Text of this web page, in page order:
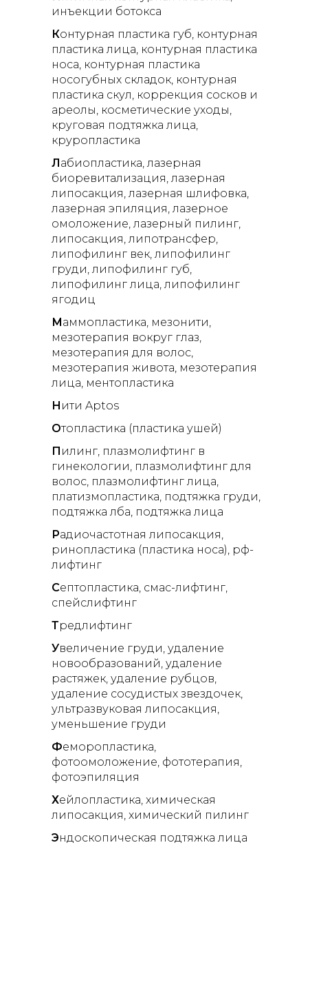
инъекции ботокса
Контурная пластика губ контурная
пластика лица контурная пластика
носа контурная пластика
носогубных складок контурная
пластика скул коррекция сосков и
ареолы косметические уходы
круговая подтяжка лица
круропластика
Лабиопластика лазерная
биоревитализация лазерная
липосакция лазерная шлифовка
лазерная эпиляция лазерное
омоложение лазерный пилинг
липосакция липотрансфер
липофилинг век липофилинг
груди липофилинг губ
липофилинг лица липофилинг
ягодиц
Маммопластика мезонити
мезотерапия вокруг глаз
мезотерапия для волос
мезотерапия живота мезотерапия
лица ментопластика
Н ити Aptos
Отопластика (пластика ушей)
П илинг плазмолифтинг в
гинекологии плазмолифтинг для
волос плазмолифтинг лица
платизмопластика подтяжка груди
подтяжка лба подтяжка лица
Радиочастотная липосакция
ринопластика (пластика носа) рф-
лифтинг
Септопластика смас-лифтинг
спейслифтинг
Тредлифтинг
Увеличение груди удаление
новообразований удаление
растяжек удаление рубцов
удаление сосудистых звездочек
ультразвуковая липосакция
уменьшение груди
Феморопластика
фотоомоложение фототерапия
фотоэпиляция
Хейлопластика химическая
липосакция химический пилинг
Эндоскопическая подтяжка лица